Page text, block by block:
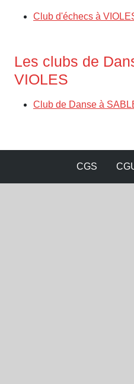
Club d'échecs à
Les clubs de
VIOLES
Club de Danse à
CGS